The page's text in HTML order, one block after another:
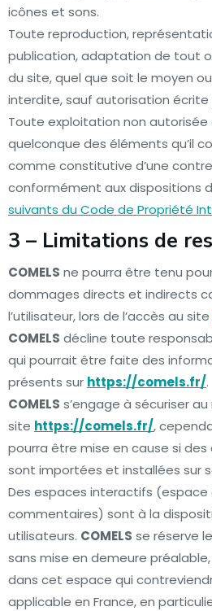
icônes et sons.
Toute reproduction,
publication, adaptation de tout
du site, quel que soit le moyen
interdite, sauf autorisation écrite
Toute exploitation non autorisée
quelconque des éléments qu’il
comme constitutive d’une
conformément aux dispositions
suivants du Code de Propriété
3 – Limitations de
COMELS ne pourra être tenu
dommages directs et indirects
l’utilisateur, lors de l’accès au site
COMELS décline toute
qui pourrait être faite des
présents sur https://comels.fr/.
COMELS s’engage à sécuriser au
site https://comels.fr/,
pourra être mise en cause si des
sont importées et installées sur
Des espaces interactifs
commentaires) sont à la
utilisateurs. COMELS se réserve
sans mise en demeure
dans cet espace qui
applicable en France, en